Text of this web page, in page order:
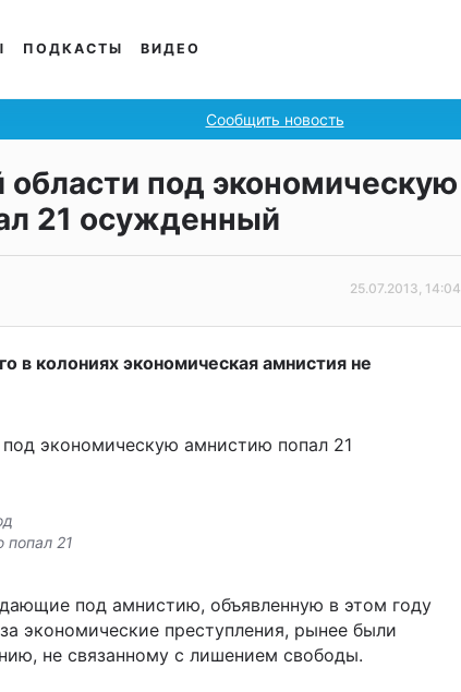
ПОДКАСТЫ ВИДЕО
Сообщить новость
области под экономическую
21 осужденный
25.07.2013, 14:04
в колониях экономическая амнистия не
21
под амнистию, объявленную в этом году
экономические преступления, рынее были
не связанному с лишением свободы.